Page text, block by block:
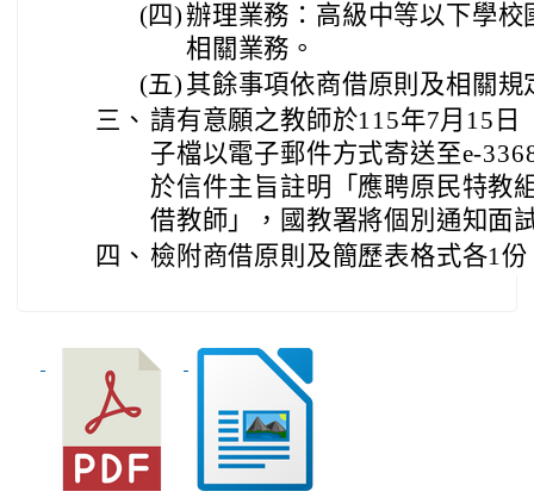
(四)辦理業務：高級中等以下學
相關業務。
(五) 其餘事項依商借原則及相關規
三、 請有意願之教師於115年7月15日
子檔以電子郵件方式寄送至e-
於信件主旨註明「應聘原民特教
借教師」，國教署將個別通知面
四、 檢附商借原則及簡歷表格式各1份